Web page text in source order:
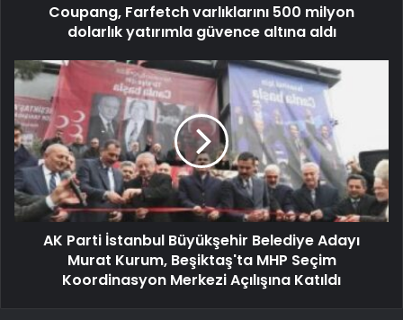
Coupang, Farfetch varlıklarını 500 milyon
dolarlık yatırımla güvence altına aldı
AK Parti İstanbul Büyükşehir Belediye Adayı
Murat Kurum, Beşiktaş'ta MHP Seçim
Koordinasyon Merkezi Açılışına Katıldı